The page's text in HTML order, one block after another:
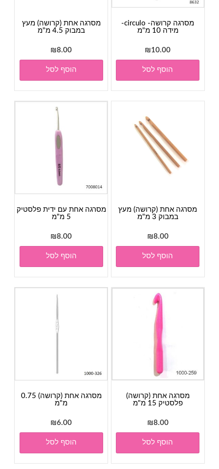
מסרגה קרושה- circulo-
מידה 10 מ"מ
₪10.00
הוסף לסל
מסרגה אחת (קרושה) מעץ
במבוק 4.5 מ"מ
₪8.00
הוסף לסל
מסרגה אחת (קרושה) מעץ
במבוק 3 מ"מ
₪8.00
הוסף לסל
מסרגה אחת עם ידית פלסטיק
5 מ"מ
₪8.00
הוסף לסל
מסרגה אחת (קרושה)
פלסטיק 15 מ"מ
₪8.00
הוסף לסל
מסרגה אחת (קרושה) 0.75
מ"מ
₪6.00
הוסף לסל